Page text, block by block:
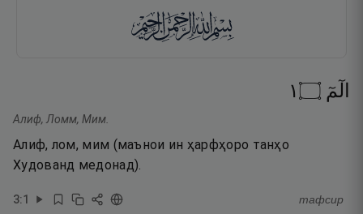
الٓمٓ ۝١
Алиф, Ломм, Мим.
Алиф, лом, мим (маънои ин ҳарфҳоро танҳо
Худованд медонад).
3:1 тафсир